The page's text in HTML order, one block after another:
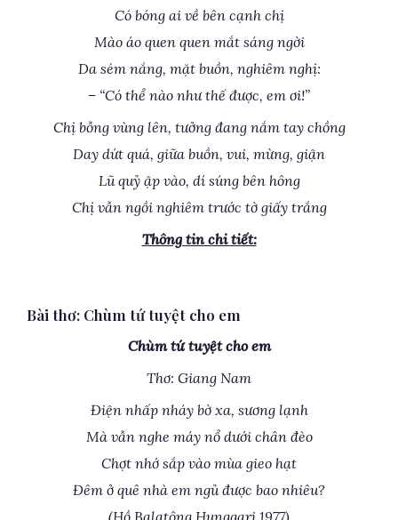
Có bóng ai về bên cạnh chị
Mào áo quen quen mắt sáng ngời
Da sém nắng, mặt buồn, nghiêm nghị:
– “Có thể nào như thế được, em ơi!”
Chị bỗng vùng lên, tưởng đang nắm tay chồng
Day dứt quá, giữa buồn, vui, mừng, giận
Lũ quỷ ập vào, dí súng bên hông
Chị vẫn ngồi nghiêm trước tờ giấy trắng
Thông tin chi tiết:
Bài thơ: Chùm tứ tuyệt cho em
Chùm tứ tuyệt cho em
Thơ: Giang Nam
Điện nhấp nháy bờ xa, sương lạnh
Mà vẫn nghe máy nổ dưới chân đèo
Chợt nhớ sắp vào mùa gieo hạt
Đêm ở quê nhà em ngủ được bao nhiêu?
(Hồ Balatông Hunggari 1977)